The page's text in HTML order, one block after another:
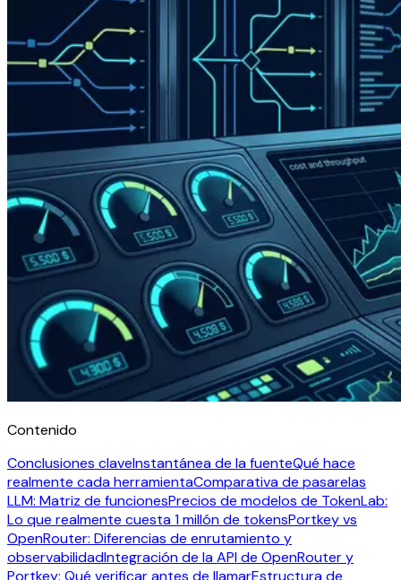
Contenido
Conclusiones claveInstantánea de la fuenteQué hace
realmente cada herramientaComparativa de pasarelas
LLM: Matriz de funcionesPrecios de modelos de TokenLab:
Lo que realmente cuesta 1 millón de tokensPortkey vs
OpenRouter: Diferencias de enrutamiento y
observabilidadIntegración de la API de OpenRouter y
Portkey: Qué verificar antes de llamarEstructura de